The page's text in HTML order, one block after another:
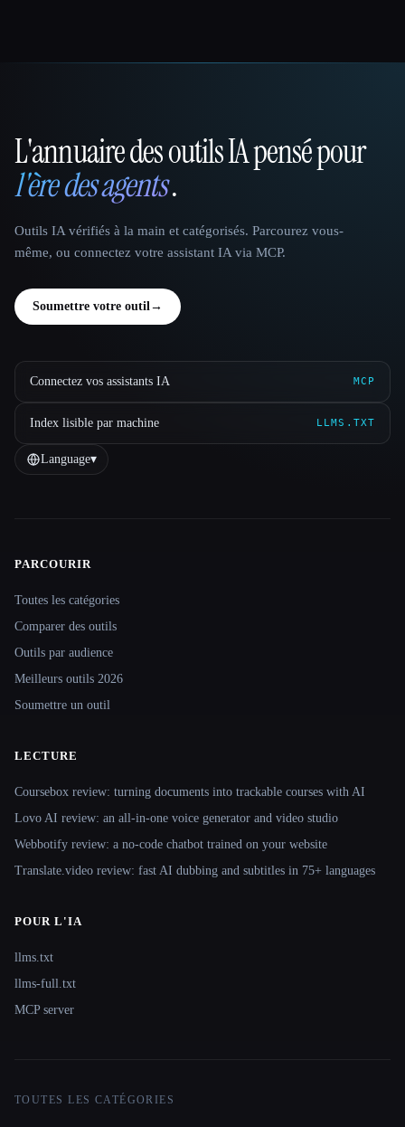
That AI Collection
L'annuaire des outils IA pensé pour
l'ère des agents.
Outils IA vérifiés à la main et catégorisés. Parcourez vous-
même, ou connectez votre assistant IA via MCP.
Soumettre votre outil→
Connectez vos assistants IA MCP
Index lisible par machine LLMS.TXT
Language▾
Site navigation
PARCOURIR
Toutes les catégories
Comparer des outils
Outils par audience
Meilleurs outils 2026
Soumettre un outil
LECTURE
Coursebox review: turning documents into trackable courses with AI
Lovo AI review: an all-in-one voice generator and video studio
Webbotify review: a no-code chatbot trained on your website
Translate.video review: fast AI dubbing and subtitles in 75+ languages
POUR L'IA
llms.txt
llms-full.txt
MCP server
TOUTES LES CATÉGORIES